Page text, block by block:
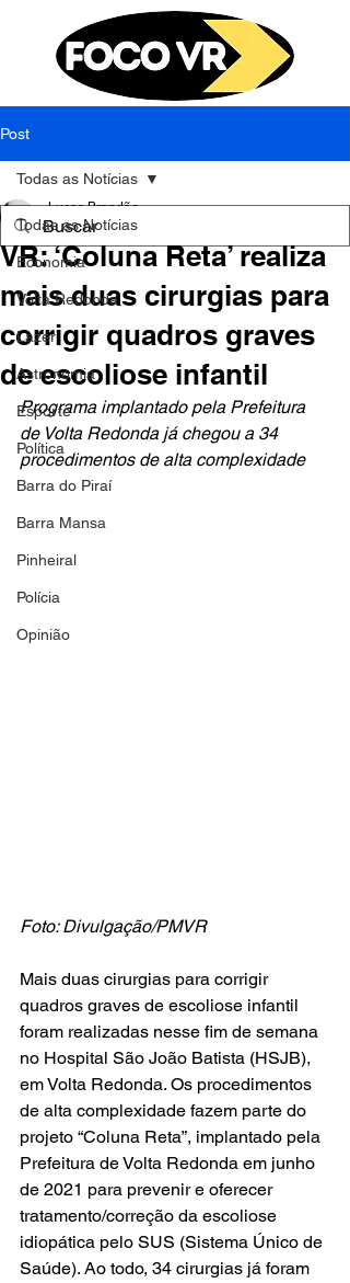
Post
Todas as Notícias
Economia
Volta Redonda
Lazer
Astronomia
Esporte
Política
Barra do Piraí
Barra Mansa
Pinheiral
Polícia
Opinião
Todas as Notícias
VR: ‘Coluna Reta’ realiza
mais duas cirurgias para
corrigir quadros graves
de escoliose infantil
Lucas Brandão
4 de set. de 2023
Programa implantado pela Prefeitura
de Volta Redonda já chegou a 34
procedimentos de alta complexidade
Foto: Divulgação/PMVR
Mais duas cirurgias para corrigir
quadros graves de escoliose infantil
foram realizadas nesse fim de semana
no Hospital São João Batista (HSJB),
em Volta Redonda. Os procedimentos
de alta complexidade fazem parte do
projeto “Coluna Reta”, implantado pela
Prefeitura de Volta Redonda em junho
de 2021 para prevenir e oferecer
tratamento/correção da escoliose
idiopática pelo SUS (Sistema Único de
Saúde). Ao todo, 34 cirurgias já foram